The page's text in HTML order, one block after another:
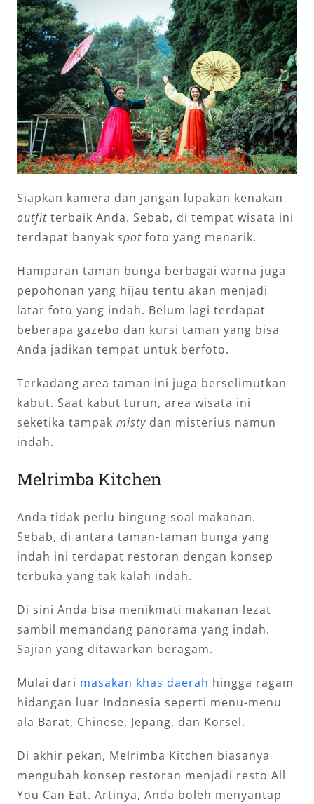
Siapkan kamera dan jangan lupakan kenakan
outfit terbaik Anda. Sebab, di tempat wisata ini
terdapat banyak spot foto yang menarik.
Hamparan taman bunga berbagai warna juga
pepohonan yang hijau tentu akan menjadi
latar foto yang indah. Belum lagi terdapat
beberapa gazebo dan kursi taman yang bisa
Anda jadikan tempat untuk berfoto.
Terkadang area taman ini juga berselimutkan
kabut. Saat kabut turun, area wisata ini
seketika tampak misty dan misterius namun
indah.
Melrimba Kitchen
Anda tidak perlu bingung soal makanan.
Sebab, di antara taman-taman bunga yang
indah ini terdapat restoran dengan konsep
terbuka yang tak kalah indah.
Di sini Anda bisa menikmati makanan lezat
sambil memandang panorama yang indah.
Sajian yang ditawarkan beragam.
Mulai dari masakan khas daerah hingga ragam
hidangan luar Indonesia seperti menu-menu
ala Barat, Chinese, Jepang, dan Korsel.
Di akhir pekan, Melrimba Kitchen biasanya
mengubah konsep restoran menjadi resto All
You Can Eat. Artinya, Anda boleh menyantap